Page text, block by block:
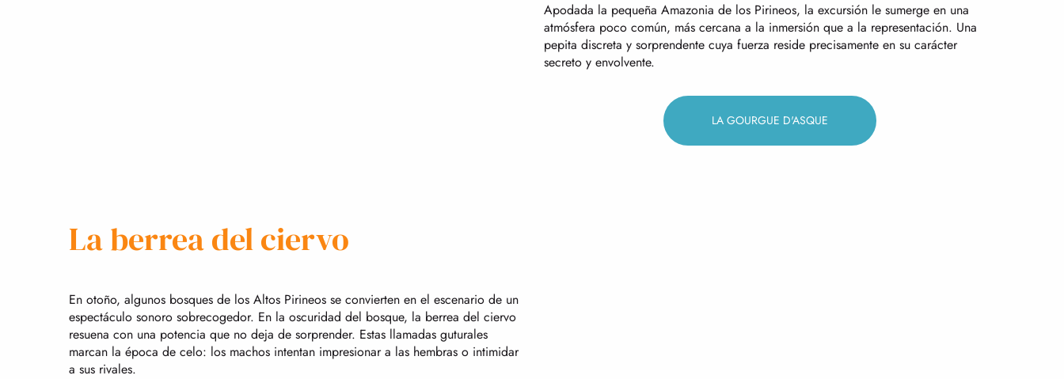
Apodada la pequeña Amazonia de los Pirineos, la excursión le sumerge en una
atmósfera poco común, más cercana a la inmersión que a la representación. Una
pepita discreta y sorprendente cuya fuerza reside precisamente en su carácter
secreto y envolvente.
LA GOURGUE D'ASQUE
La berrea del ciervo
En otoño, algunos bosques de los Altos Pirineos se convierten en el escenario de un
espectáculo sonoro sobrecogedor. En la oscuridad del bosque, la berrea del ciervo
resuena con una potencia que no deja de sorprender. Estas llamadas guturales
marcan la época de celo: los machos intentan impresionar a las hembras o intimidar
a sus rivales.